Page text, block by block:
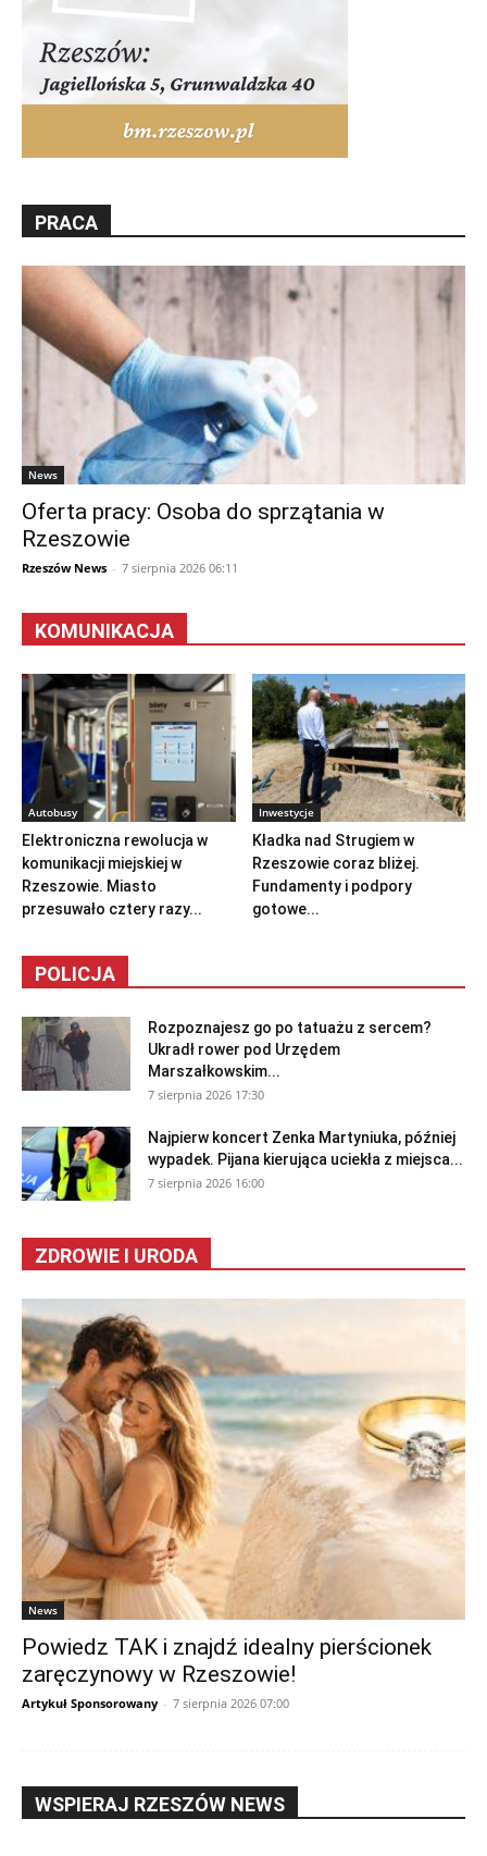
PRACA
News
Oferta pracy: Osoba do sprzątania w
Rzeszowie
Rzeszów News - 7 sierpnia 2026 06:11
KOMUNIKACJA
Autobusy
Elektroniczna rewolucja w
komunikacji miejskiej w
Rzeszowie. Miasto
przesuwało cztery razy...
Inwestycje
Kładka nad Strugiem w
Rzeszowie coraz bliżej.
Fundamenty i podpory
gotowe...
POLICJA
Rozpoznajesz go po tatuażu z sercem?
Ukradł rower pod Urzędem
Marszałkowskim...
7 sierpnia 2026 17:30
Najpierw koncert Zenka Martyniuka, później
wypadek. Pijana kierująca uciekła z miejsca...
7 sierpnia 2026 16:00
ZDROWIE I URODA
News
Powiedz TAK i znajdź idealny pierścionek
zaręczynowy w Rzeszowie!
Artykuł Sponsorowany - 7 sierpnia 2026 07:00
WSPIERAJ RZESZÓW NEWS